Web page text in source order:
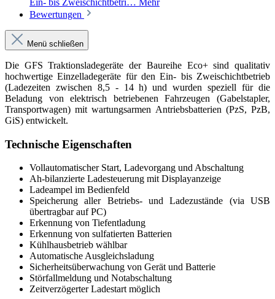
Bewertungen
Menü schließen
Die GFS Traktionsladegeräte der Baureihe Eco+ sind qualitativ
hochwertige Einzelladegeräte für den Ein- bis Zweischichtbetrieb
(Ladezeiten zwischen 8,5 - 14 h) und wurden speziell für die
Beladung von elektrisch betriebenen Fahrzeugen (Gabelstapler,
Transportwagen) mit wartungsarmen Antriebsbatterien (PzS, PzB,
GiS) entwickelt.
Technische Eigenschaften
Vollautomatischer Start, Ladevorgang und Abschaltung
Ah-bilanzierte Ladesteuerung mit Displayanzeige
Ladeampel im Bedienfeld
Speicherung aller Betriebs- und Ladezustände (via USB
übertragbar auf PC)
Erkennung von Tiefentladung
Erkennung von sulfatierten Batterien
Kühlhausbetrieb wählbar
Automatische Ausgleichsladung
Sicherheitsüberwachung von Gerät und Batterie
Störfallmeldung und Notabschaltung
Zeitverzögerter Ladestart möglich